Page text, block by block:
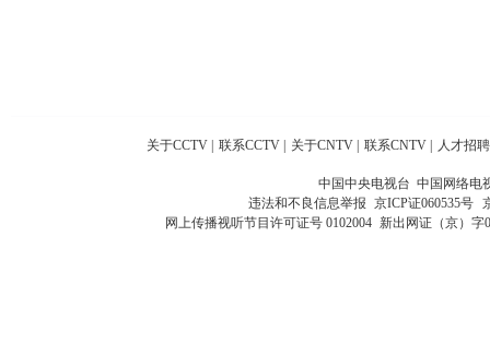
关于CCTV 联系CCTV 关于CNTV 联系CNTV 人才招聘
中国中央电视台 中国网络电
违法和不良信息举报 京ICP证060535号
网上传播视听节目许可证号 0102004 新出网证（京）